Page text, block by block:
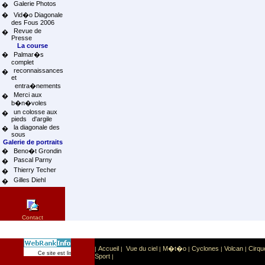
�
Galerie Photos
�
Vid�o Diagonale
des Fous 2006
�
Revue de
Presse
La course
�
Palmar�s
complet
�
reconnaissances
et
entra�nements
�
Merci aux
b�n�voles
�
un colosse aux
pieds d'argile
�
la diagonale des
sous
Galerie de portraits
�
Beno�t Grondin
�
Pascal Parny
�
Thierry Techer
�
Gilles Diehl
Contact
Ce site est list� dans la cat�gorie Sport Sports extr�mes
| Accueil | Vue du ciel | M�t�o | Cyclones | Volcan |
Sport |